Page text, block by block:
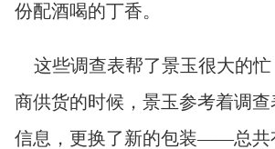
份配酒喝的丁香。
这些调查表帮了景玉很大的
商供货的时候，景玉参考着调
信息，更换了新的包装——总共